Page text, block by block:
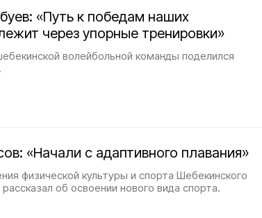
«Путь к победам наших
через упорные тренировки»
волейбольной команды поделился
«Начали с адаптивного плавания»
физической культуры и спорта Шебекинского
рассказал об освоении нового вида спорта.